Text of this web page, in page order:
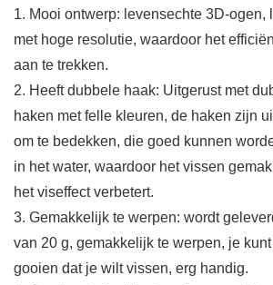
1. Mooi ontwerp: levensechte 3D-ogen,
met hoge resolutie, waardoor het
aan te trekken.
2. Heeft dubbele haak: Uitgerust met
haken met felle kleuren, de haken zijn
om te bedekken, die goed kunnen
in het water, waardoor het vissen
het viseffect verbetert.
3. Gemakkelijk te werpen: wordt
van 20 g, gemakkelijk te werpen, je
gooien dat je wilt vissen, erg handig.